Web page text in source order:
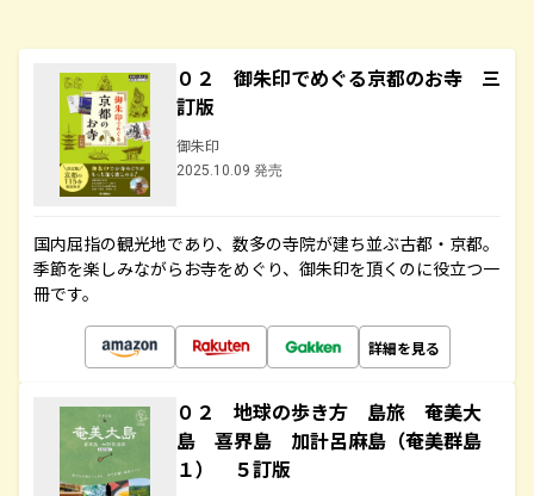
０２ 御朱印でめぐる京都のお寺 三
訂版
御朱印
2025.10.09 発売
国内屈指の観光地であり、数多の寺院が建ち並ぶ古都・京都。
季節を楽しみながらお寺をめぐり、御朱印を頂くのに役立つ一
冊です。
詳細を見る
０２ 地球の歩き方 島旅 奄美大
島 喜界島 加計呂麻島（奄美群島
１） ５訂版